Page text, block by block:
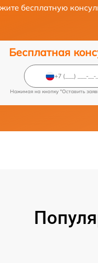
бесплатную
Бесплатная
Нажимая на кнопку "Оставить